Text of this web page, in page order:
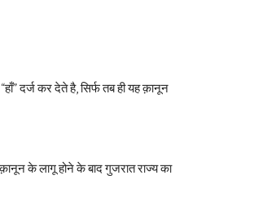
दर्ज कर देते है, सिर्फ तब ही यह क़ानून
के लागू होने के बाद गुजरात राज्य का